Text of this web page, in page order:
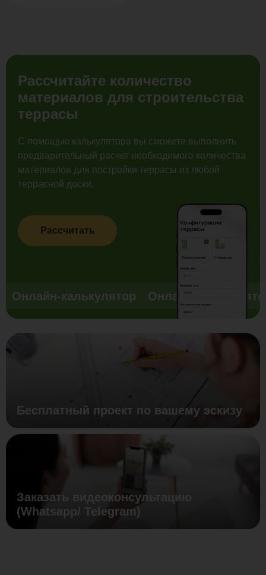
Рассчитайте количество
материалов для строительства
террасы
С помощью калькулятора вы сможете выполнить
предварительный расчет необходимого количества
материалов для постройки террасы из любой
террасной доски.
Рассчитать
Онлайн-калькулятор Онлайн-
Бесплатный проект по вашему эскизу
Заказать видеоконсультацию
(Whatsapp/ Telegram)